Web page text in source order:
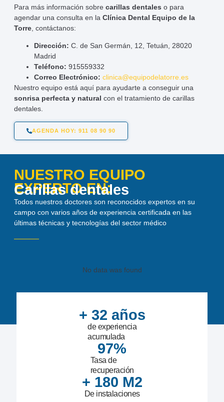
Para más información sobre carillas dentales o para
agendar una consulta en la Clínica Dental Equipo de la
Torre , contáctanos:
Dirección: C. de San Germán, 12, Tetuán, 28020
Madrid
Teléfono: 915559332
Correo Electrónico: clinica@equipodelatorre.es
Nuestro equipo está aquí para ayudarte a conseguir una
sonrisa perfecta y natural con el tratamiento de carillas
dentales.
AGENDA HOY: 911 08 90 90
NUESTRO EQUIPO
EXPERTO EN:
Carillas dentales
Todos nuestros doctores son reconocidos expertos en su
campo con varios años de experiencia certificada en las
últimas técnicas y tecnologías del sector médico
No data was found
de experiencia
acumulada
+ 32 años
Tasa de
recuperación
97%
De instalaciones
+ 180 M2